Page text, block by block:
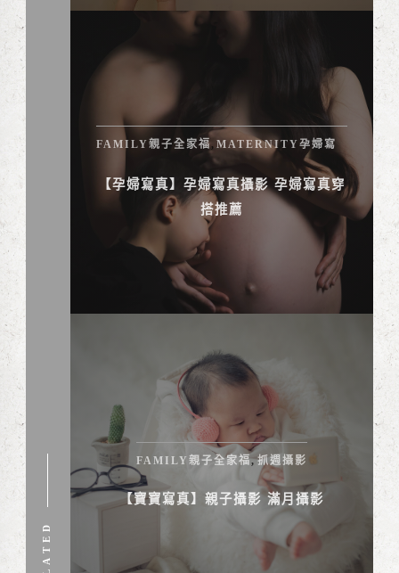
FAMILY親子全家福,MATERNITY孕婦寫
【孕婦寫真】孕婦寫真攝影 孕婦寫真穿
搭推薦
FAMILY親子全家福,抓週攝影
【寶寶寫真】親子攝影 滿月攝影